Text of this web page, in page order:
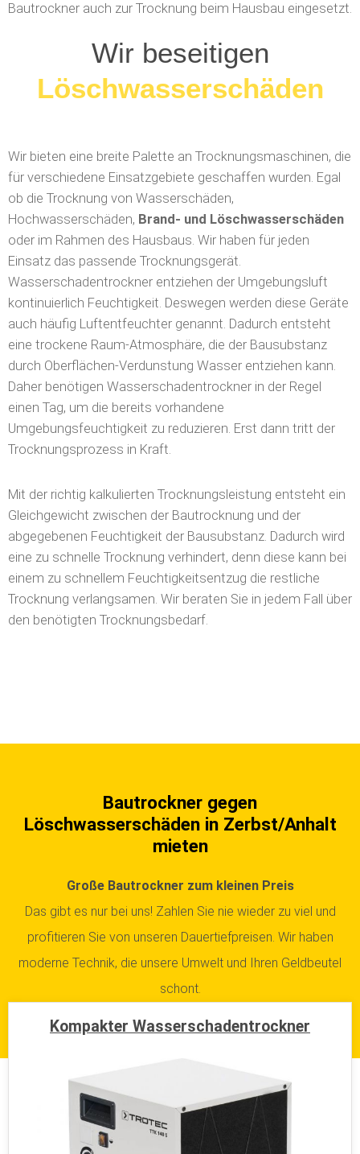
Bautrockner auch zur Trocknung beim Hausbau eingesetzt.
Wir beseitigen
Löschwasserschäden
Wir bieten eine breite Palette an Trocknungsmaschinen, die
für verschiedene Einsatzgebiete geschaffen wurden. Egal
ob die Trocknung von Wasserschäden,
Hochwasserschäden, Brand- und Löschwasserschäden
oder im Rahmen des Hausbaus. Wir haben für jeden
Einsatz das passende Trocknungsgerät.
Wasserschadentrockner entziehen der Umgebungsluft
kontinuierlich Feuchtigkeit. Deswegen werden diese Geräte
auch häufig Luftentfeuchter genannt. Dadurch entsteht
eine trockene Raum-Atmosphäre, die der Bausubstanz
durch Oberflächen-Verdunstung Wasser entziehen kann.
Daher benötigen Wasserschadentrockner in der Regel
einen Tag, um die bereits vorhandene
Umgebungsfeuchtigkeit zu reduzieren. Erst dann tritt der
Trocknungsprozess in Kraft.
Mit der richtig kalkulierten Trocknungsleistung entsteht ein
Gleichgewicht zwischen der Bautrocknung und der
abgegebenen Feuchtigkeit der Bausubstanz. Dadurch wird
eine zu schnelle Trocknung verhindert, denn diese kann bei
einem zu schnellem Feuchtigkeitsentzug die restliche
Trocknung verlangsamen. Wir beraten Sie in jedem Fall über
den benötigten Trocknungsbedarf.
Bautrockner gegen
Löschwasserschäden in Zerbst/Anhalt
mieten
Große Bautrockner zum kleinen Preis
Das gibt es nur bei uns! Zahlen Sie nie wieder zu viel und
profitieren Sie von unseren Dauertiefpreisen. Wir haben
moderne Technik, die unsere Umwelt und Ihren Geldbeutel
schont.
Kompakter Wasserschadentrockner